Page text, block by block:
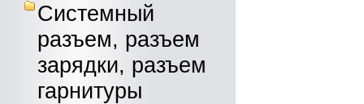
Системный
разъем, разъем
зарядки, разъем
гарнитуры